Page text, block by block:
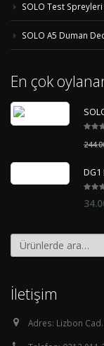
SOLO Test
SOLO A5 Duman
En çok
of 5
of 5
İletişim
Adres: Lizbon